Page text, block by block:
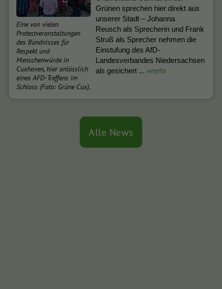
Eine von vielen
Protestveranstaltungen
des Bündnisses für
Respekt und
Menschenwürde in
Cuxhaven, hier anlässlich
eines AFD-Treffens im
Schloss (Foto: Grüne Cux).
Grünen sprechen hier direkt aus
unserer Stadt – Johanna
Reusch als Sprecherin und Frank
Struß als Sprecher nehmen die
Einstufung des AfD-
Landesverbandes Niedersachsen
als gesichert ... »mehr
Alle News